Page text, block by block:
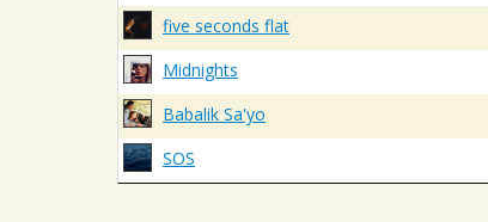
five seconds flat
Midnights
Babalik Sa'yo
SOS